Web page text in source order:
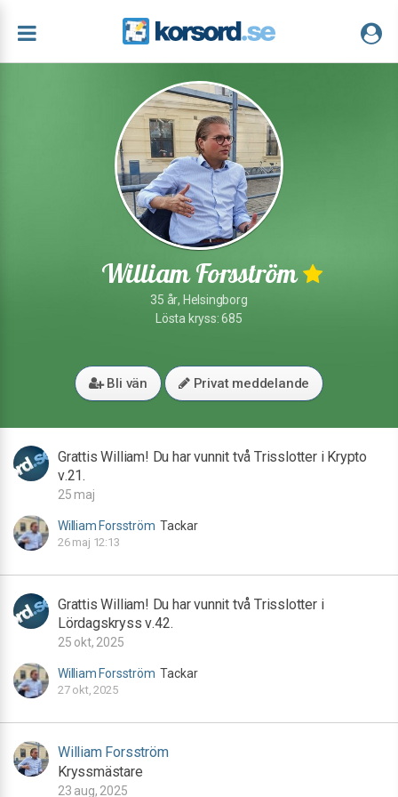
William Forsström
35 år, Helsingborg
Lösta kryss: 685
Bli vän Privat meddelande
Grattis William! Du har vunnit två Trisslotter i Krypto
v.21.
25 maj
William Forsström Tackar
26 maj 12:13
Grattis William! Du har vunnit två Trisslotter i
Lördagskryss v.42.
25 okt, 2025
William Forsström Tackar
27 okt, 2025
William Forsström
Kryssmästare
23 aug, 2025